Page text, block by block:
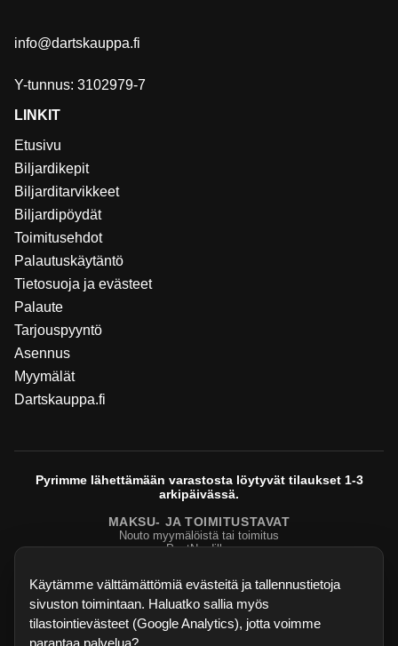
info@dartskauppa.fi
Y-tunnus: 3102979-7
LINKIT
Etusivu
Biljardikepit
Biljarditarvikkeet
Biljardipöydät
Toimitusehdot
Palautuskäytäntö
Tietosuoja ja evästeet
Palaute
Tarjouspyyntö
Asennus
Myymälät
Dartskauppa.fi
Pyrimme lähettämään varastosta löytyvät tilaukset 1-3
arkipäivässä.
MAKSU- JA TOIMITUSTAVAT
Nouto myymälöistä tai toimitus
PostNordilla.
Evasteasetukset
Käytämme välttämättömiä evästeitä ja tallennustietoja
sivuston toimintaan. Haluatko sallia myös
tilastointievästeet (Google Analytics), jotta voimme
parantaa palvelua?